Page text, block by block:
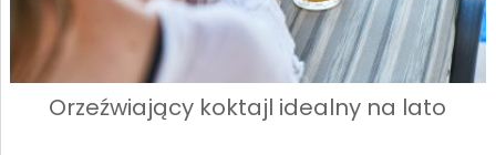
Orzeźwiający koktajl idealny na lato